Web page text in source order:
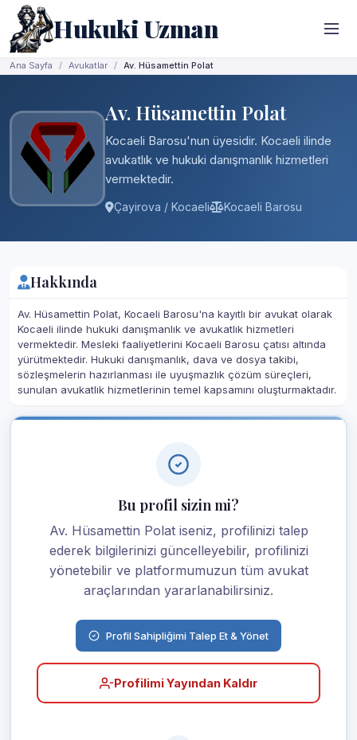
Hukuki Uzman
Ana Sayfa Avukatlar Av. Hüsamettin Polat
Av. Hüsamettin Polat
Kocaeli Barosu'nun üyesidir. Kocaeli ilinde
avukatlık ve hukuki danışmanlık hizmetleri
vermektedir.
Çayirova / Kocaeli Kocaeli Barosu
Hakkında
Av. Hüsamettin Polat, Kocaeli Barosu'na kayıtlı bir avukat olarak
Kocaeli ilinde hukuki danışmanlık ve avukatlık hizmetleri
vermektedir. Mesleki faaliyetlerini Kocaeli Barosu çatısı altında
yürütmektedir. Hukuki danışmanlık, dava ve dosya takibi,
sözleşmelerin hazırlanması ile uyuşmazlık çözüm süreçleri,
sunulan avukatlık hizmetlerinin temel kapsamını oluşturmaktadır.
Bu profil sizin mi?
Av. Hüsamettin Polat iseniz, profilinizi talep
ederek bilgilerinizi güncelleyebilir, profilinizi
yönetebilir ve platformumuzun tüm avukat
araçlarından yararlanabilirsiniz.
Profil Sahipliğimi Talep Et & Yönet
Profilimi Yayından Kaldır